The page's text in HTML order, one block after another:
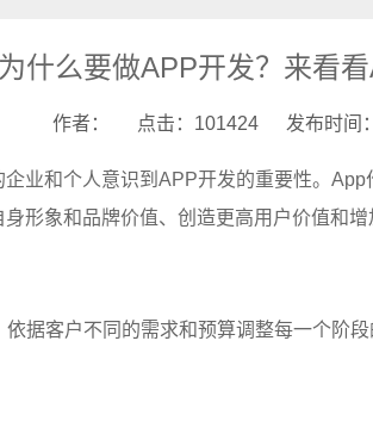
什么要做APP开发？来看
作者： 点击：101424 发布时间
业和个人意识到APP开发的重要性。
形象和品牌价值、创造更高用户价值和
据客户不同的需求和预算调整每一个阶